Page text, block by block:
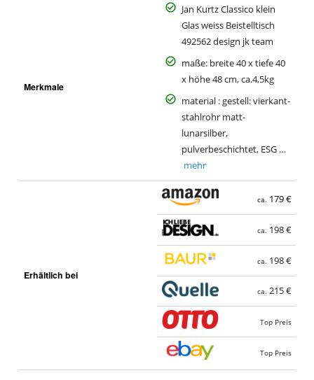
Merkmale
Jan Kurtz Classico klein
Glas weiss Beistelltisch
492562 design jk team
maße: breite 40 x tiefe 40
x höhe 48 cm, ca.4,5kg
material : gestell: vierkant-
stahlrohr matt-
lunarsilber,
pulverbeschichtet, ESG …
mehr
Erhältlich bei
ca. 179 €
ca. 198 €
ca. 198 €
ca. 215 €
Top Preis
Top Preis